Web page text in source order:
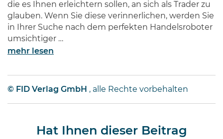
die es Ihnen erleichtern sollen, an sich als Trader zu
glauben. Wenn Sie diese verinnerlichen, werden Sie
in Ihrer Suche nach dem perfekten Handelsroboter
umsichtiger …
mehr lesen
© FID Verlag GmbH , alle Rechte vorbehalten
Hat Ihnen dieser Beitrag